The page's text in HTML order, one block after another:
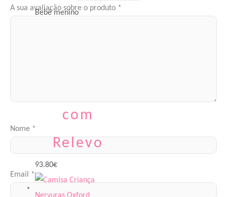
A sua avaliação sobre o produto *
Nome *
Email *
Bebé menino
com
Relevo
93.80€